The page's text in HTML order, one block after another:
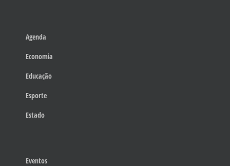
Agenda
Economia
Educação
Esporte
Estado
Eventos